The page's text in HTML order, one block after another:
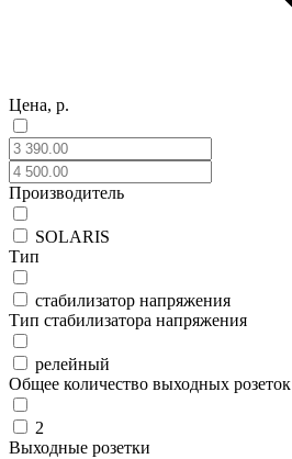
Цена, р.
Производитель
SOLARIS
Тип
стабилизатор напряжения
Тип стабилизатора напряжения
релейный
Общее количество выходных розеток
2
Выходные розетки